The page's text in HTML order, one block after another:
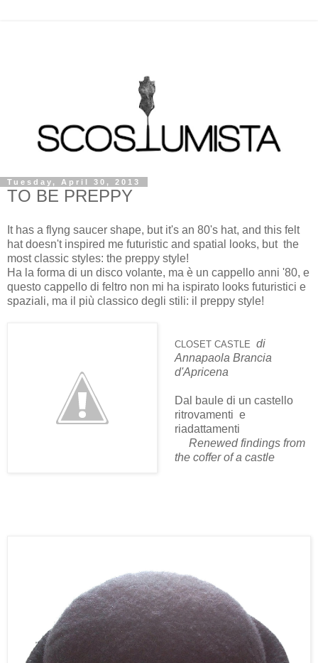
Tuesday, April 30, 2013
TO BE PREPPY
It has a flyng saucer shape, but it's an 80's hat, and this felt
hat doesn't inspired me futuristic and spatial looks, but the
most classic styles: the preppy style!
Ha la forma di un disco volante, ma è un cappello anni '80, e
questo cappello di feltro non mi ha ispirato looks futuristici e
spaziali, ma il più classico degli stili: il preppy style!
CLOSET CASTLE di
Annapaola Brancia
d'Apricena
Dal baule di un castello
ritrovamenti e
riadattamenti
Renewed findings from
the coffer of a castle